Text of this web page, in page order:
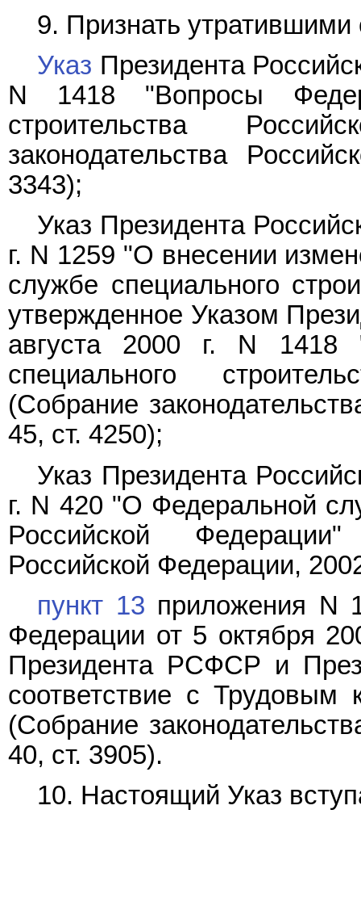
9. Признать утратившими
Указ Президента
N 1418 "Вопросы
строительства
законодательства
3343);
Указ Президента
г. N 1259 "О внесении
службе специального
утвержденное Указом
августа 2000 г. N 1418
специального
(Собрание
45, ст. 4250);
Указ Президента
г. N 420 "О Федеральной
Российской
Российской Федерации,
пункт 13 приложения N
Федерации от 5 октября
Президента РСФСР и
соответствие с Трудовым
(Собрание
40, ст. 3905).
10. Настоящий Указ